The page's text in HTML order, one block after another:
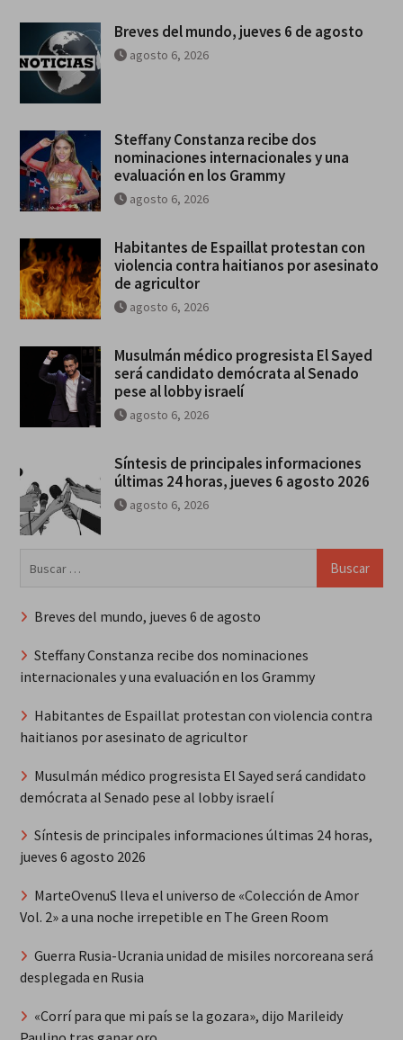
Breves del mundo, jueves 6 de agosto
agosto 6, 2026
Steffany Constanza recibe dos
nominaciones internacionales y una
evaluación en los Grammy
agosto 6, 2026
Habitantes de Espaillat protestan con
violencia contra haitianos por asesinato
de agricultor
agosto 6, 2026
Musulmán médico progresista El Sayed
será candidato demócrata al Senado
pese al lobby israelí
agosto 6, 2026
Síntesis de principales informaciones
últimas 24 horas, jueves 6 agosto 2026
agosto 6, 2026
Breves del mundo, jueves 6 de agosto
Steffany Constanza recibe dos nominaciones
internacionales y una evaluación en los Grammy
Habitantes de Espaillat protestan con violencia contra
haitianos por asesinato de agricultor
Musulmán médico progresista El Sayed será candidato
demócrata al Senado pese al lobby israelí
Síntesis de principales informaciones últimas 24 horas,
jueves 6 agosto 2026
MarteOvenuS lleva el universo de «Colección de Amor
Vol. 2» a una noche irrepetible en The Green Room
Guerra Rusia-Ucrania unidad de misiles norcoreana será
desplegada en Rusia
«Corrí para que mi país se la gozara», dijo Marileidy